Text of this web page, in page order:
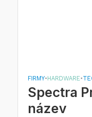
FIRMY•HARDWARE•
Spectra
název